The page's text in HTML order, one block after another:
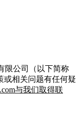
限公司
（以下简称
或相关问题有任何疑
与我们取得联